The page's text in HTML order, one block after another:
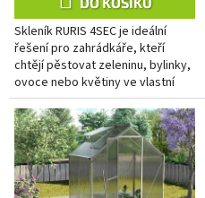
Skleník RURIS 4SEC je ideální
řešení pro zahrádkáře, kteří
chtějí pěstovat zeleninu, bylinky,
ovoce nebo květiny ve vlastní
režii během celého roku.